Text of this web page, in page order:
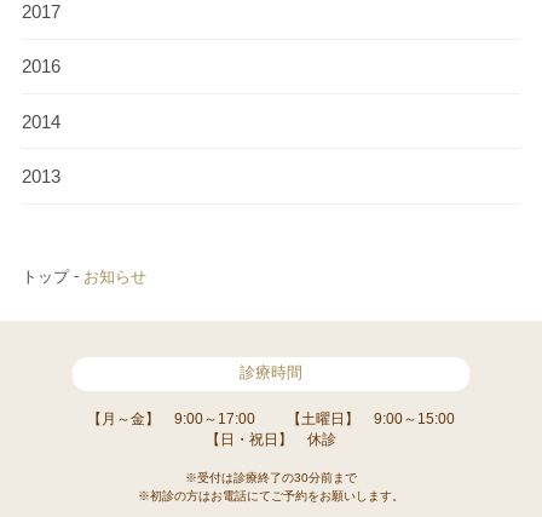
2017
2016
2014
2013
トップ お知らせ
診療時間
【月～金】 9:00～17:00
【土曜日】 9:00～15:00
【日・祝日】 休診
※受付は診療終了の30分前まで
※初診の方はお電話にてご予約をお願いします。